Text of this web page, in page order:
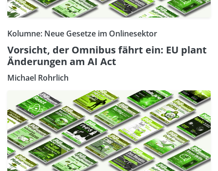
Kolumne: Neue Gesetze im Onlinesektor
Vorsicht, der Omnibus fährt ein: EU plant
Änderungen am AI Act
Michael Rohrlich